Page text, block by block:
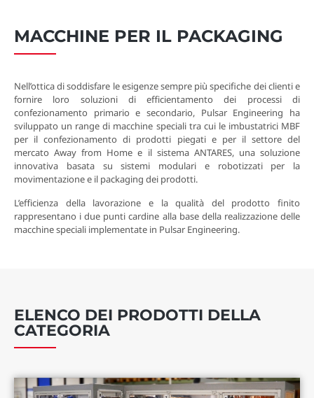
MACCHINE PER IL PACKAGING
Nell’ottica di soddisfare le esigenze sempre più specifiche dei clienti e
fornire loro soluzioni di efficientamento dei processi di
confezionamento primario e secondario, Pulsar Engineering ha
sviluppato un range di macchine speciali tra cui le imbustatrici MBF
per il confezionamento di prodotti piegati e per il settore del
mercato Away from Home e il sistema ANTARES, una soluzione
innovativa basata su sistemi modulari e robotizzati per la
movimentazione e il packaging dei prodotti.
L’efficienza della lavorazione e la qualità del prodotto finito
rappresentano i due punti cardine alla base della realizzazione delle
macchine speciali implementate in Pulsar Engineering.
ELENCO DEI PRODOTTI DELLA
CATEGORIA